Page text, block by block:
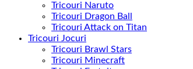
Tricouri Naruto
Tricouri Dragon Ball
Tricouri Attack on Titan
Tricouri Jocuri
Tricouri Brawl Stars
Tricouri Minecraft